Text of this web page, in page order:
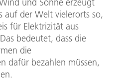
und Sonne erzeugt
auf der Welt vielerorts so,
für Elektrizität aus
bedeutet, dass die
die
dafür bezahlen müssen,